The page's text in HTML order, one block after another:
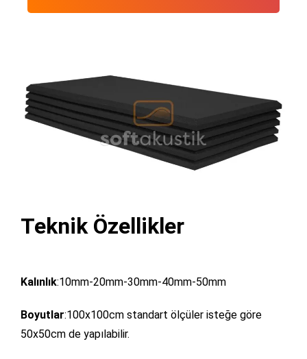
Teknik Özellikler
Kalınlık:10mm-20mm-30mm-40mm-50mm
Boyutlar:100x100cm standart ölçüler isteğe göre
50x50cm de yapılabilir.